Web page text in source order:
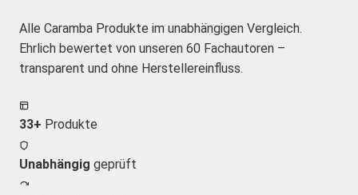
Alle Caramba Produkte im unabhängigen Vergleich.
Ehrlich bewertet von unseren 60 Fachautoren –
transparent und ohne Herstellereinfluss.
33+ Produkte
Unabhängig geprüft